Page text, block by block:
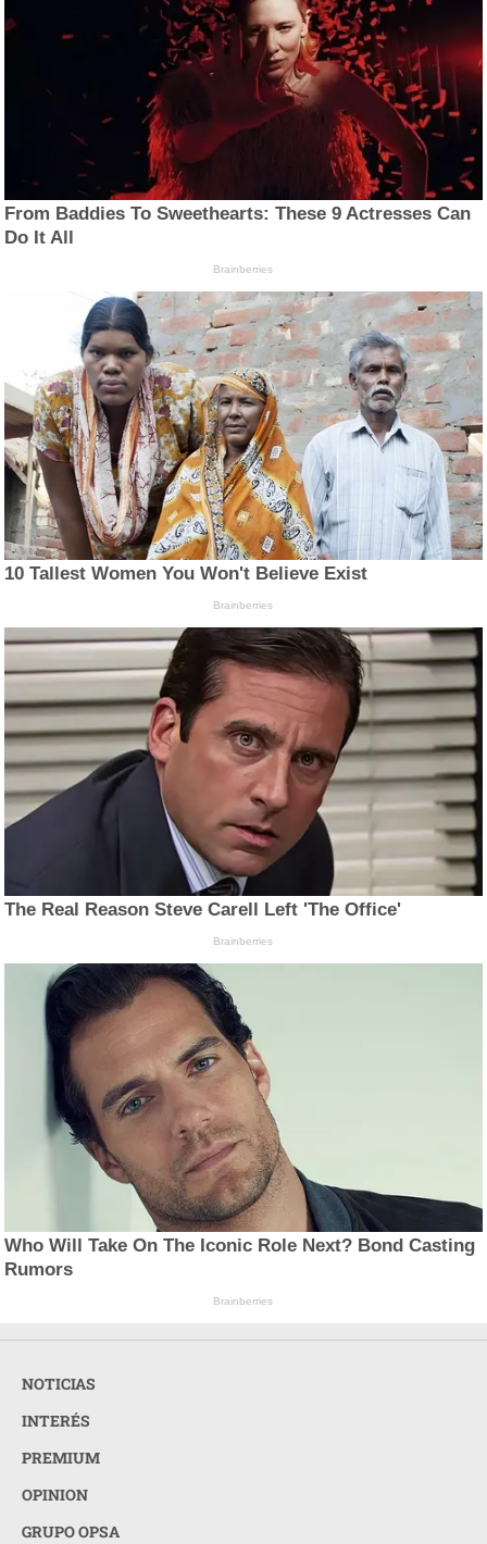
From Baddies To Sweethearts: These 9 Actresses Can
Do It All
Brainberries
10 Tallest Women You Won't Believe Exist
Brainberries
The Real Reason Steve Carell Left 'The Office'
Brainberries
Who Will Take On The Iconic Role Next? Bond Casting
Rumors
Brainberries
NOTICIAS
INTERÉS
PREMIUM
OPINION
GRUPO OPSA